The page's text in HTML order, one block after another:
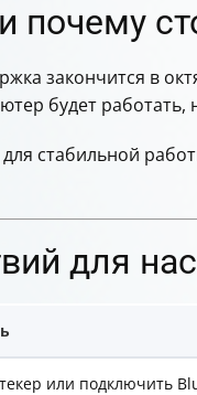
почему
закончится в
будет работать,
стабильной
для
или подключить